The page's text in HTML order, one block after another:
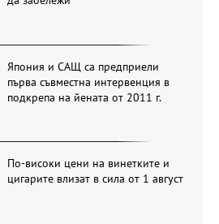
Япония и САЩ са предприели
първа съвместна интервенция в
подкрепа на йената от 2011 г.
По-високи цени на винетките и
цигарите влизат в сила от 1 август